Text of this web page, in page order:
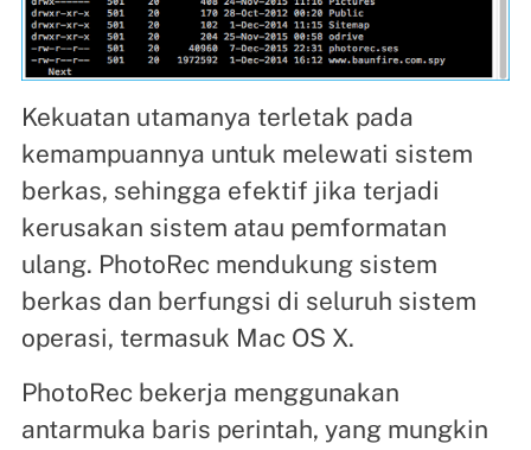
Kekuatan utamanya terletak pada
kemampuannya untuk melewati sistem
berkas, sehingga efektif jika terjadi
kerusakan sistem atau pemformatan
ulang. PhotoRec mendukung sistem
berkas dan berfungsi di seluruh sistem
operasi, termasuk Mac OS X.
PhotoRec bekerja menggunakan
antarmuka baris perintah, yang mungkin